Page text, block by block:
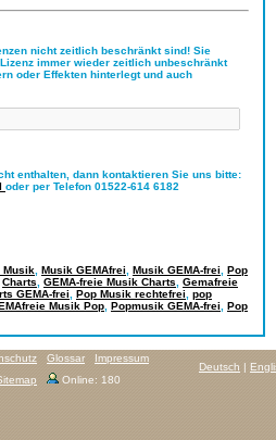
nicht zeitlich beschränkt sind! Sie
immer wieder zeitlich unbeschränkt
oder Effekten hinterlegt und auch
enthalten, dann kontaktieren Sie uns bitte:
oder per Telefon 01522-614 6182
Musik Musik GEMAfrei Musik GEMA-frei
Pop
Charts GEMA-freie Musik Charts
Gemafreie
GEMA-frei Pop Musik rechtefrei
pop
Musik Pop Popmusik GEMA-frei
Pop
Deutsch |
Glossar
Impressum
Online: 180